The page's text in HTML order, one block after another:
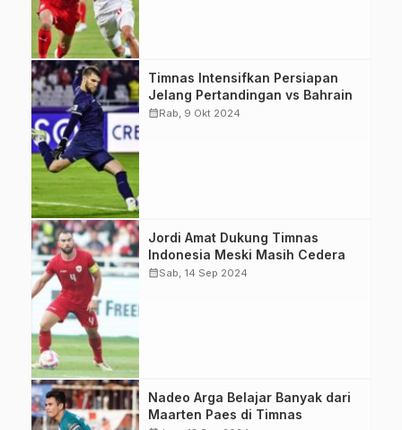
Bahrain. Dia
mencetak satu
gol. (Foto: PSSI)
Kiper Timnas
Marteen Paes
telah bergabung
meski masih
dalam masa
pemulihan karena
cedera. (Foto:
PSSI)
Timnas Intensifkan Persiapan
Jelang Pertandingan vs Bahrain
calendar_monthRab, 9 Okt 2024
Jordi Amat
percaya tim
Garuda bisa
mencapai hasil
terbaik dalam
Kualifikasi Piala
Dunia 2026. (Foto:
PSSI).
Jordi Amat Dukung Timnas
Indonesia Meski Masih Cedera
calendar_monthSab, 14 Sep 2024
Kiper Borneo FC,
Nadeo Arga
Nadeo Arga Belajar Banyak dari
Maarten Paes di Timnas